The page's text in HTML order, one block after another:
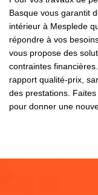
Basque vous garantit
intérieur à Mesplede
répondre à vos
vous propose des
contraintes
rapport qualité-prix,
des prestations.
pour donner une